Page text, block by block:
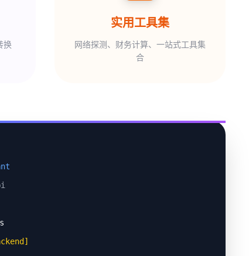
换
实用工具集
网络探测、财务计算、一站式工具集
合